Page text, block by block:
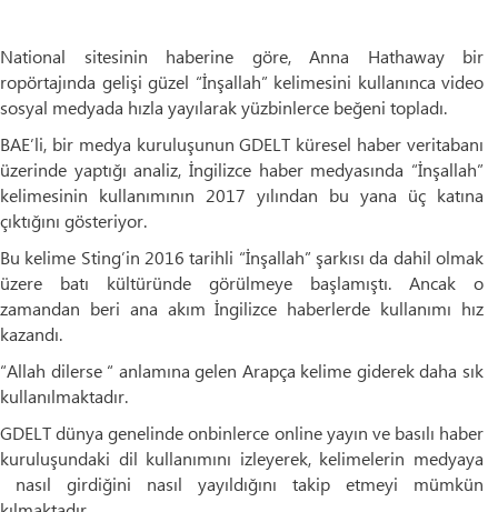
National sitesinin haberine göre, Anna Hathaway bir
ropörtajında gelişi güzel “İnşallah” kelimesini kullanınca video
sosyal medyada hızla yayılarak yüzbinlerce beğeni topladı.
BAE’li, bir medya kuruluşunun GDELT küresel haber veritabanı
üzerinde yaptığı analiz, İngilizce haber medyasında “İnşallah”
kelimesinin kullanımının 2017 yılından bu yana üç katına
çıktığını gösteriyor.
Bu kelime Sting’in 2016 tarihli “İnşallah” şarkısı da dahil olmak
üzere batı kültüründe görülmeye başlamıştı. Ancak o
zamandan beri ana akım İngilizce haberlerde kullanımı hız
kazandı.
“Allah dilerse “ anlamına gelen Arapça kelime giderek daha sık
kullanılmaktadır.
GDELT dünya genelinde onbinlerce online yayın ve basılı haber
kuruluşundaki dil kullanımını izleyerek, kelimelerin medyaya
nasıl girdiğini nasıl yayıldığını takip etmeyi mümkün